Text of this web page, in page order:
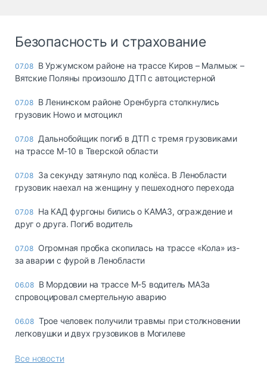
Безопасность и страхование
07.08 В Уржумском районе на трассе Киров – Малмыж –
Вятские Поляны произошло ДТП с автоцистерной
07.08 В Ленинском районе Оренбурга столкнулись
грузовик Howo и мотоцикл
07.08 Дальнобойщик погиб в ДТП с тремя грузовиками
на трассе М-10 в Тверской области
07.08 За секунду затянуло под колёса. В Ленобласти
грузовик наехал на женщину у пешеходного перехода
07.08 На КАД фургоны бились о КАМАЗ, ограждение и
друг о друга. Погиб водитель
07.08 Огромная пробка скопилась на трассе «Кола» из-
за аварии с фурой в Ленобласти
06.08 В Мордовии на трассе М-5 водитель МАЗа
спровоцировал смертельную аварию
06.08 Трое человек получили травмы при столкновении
легковушки и двух грузовиков в Могилеве
Все новости